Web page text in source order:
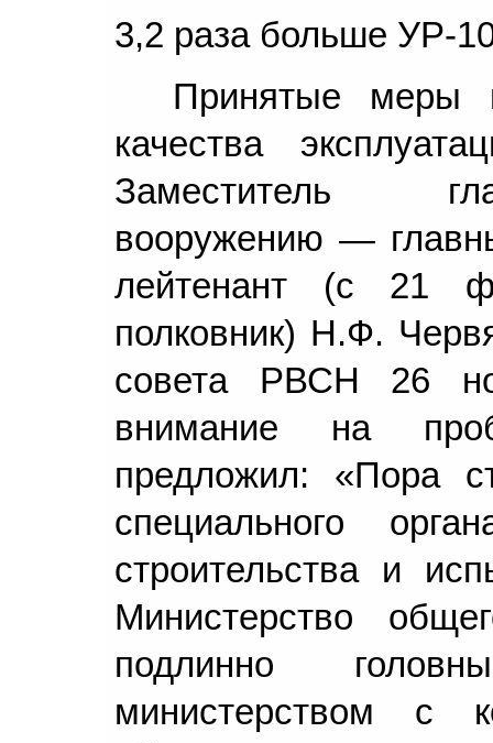
3,2 раза больше УР-
Принятые меры
качества
Заместитель
вооружению —
лейтенант (с 21
полковник) Н.Ф.
совета РВСН 26
внимание на
предложил: «Пора
специального
строительства и
Министерство
подлинно
министерством с